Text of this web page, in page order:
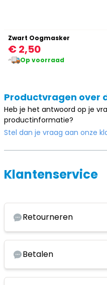
Zwart Oogmasker
€ 2,50
Op voorraad
Productvragen over
Heb je het antwoord op je
productinformatie?
Stel dan je vraag aan onze
Klantenservice
Retourneren
Betalen